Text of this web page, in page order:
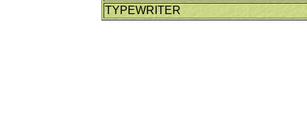
TYPEWRITER